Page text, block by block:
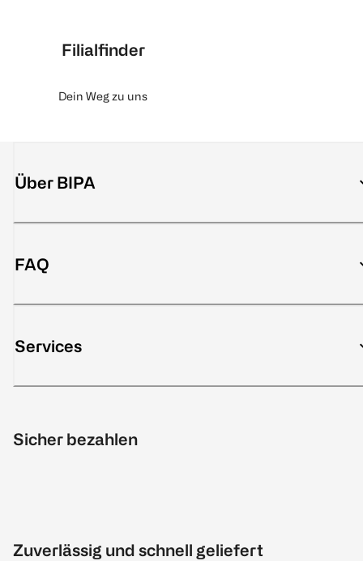
Filialfinder
Dein Weg zu uns
Über BIPA
FAQ
Services
Sicher bezahlen
Zuverlässig und schnell geliefert